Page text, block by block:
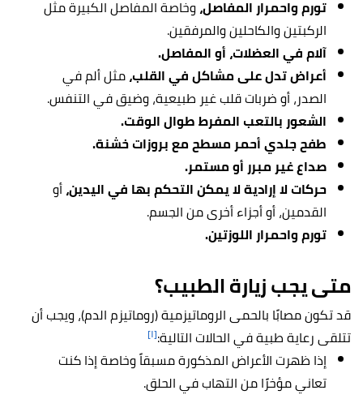
تورم واحمرار المفاصل،وخاصة المفاصل الكبيرة مثل
الركبتين والكاحلين والمرفقين.
آلام في العضلات، أو المفاصل.
أعراض تدل على مشاكل في القلب،مثل ألم في
الصدر، أو ضربات قلب غير طبيعية، وضيق في التنفس.
الشعور بالتعب المفرط طوال الوقت.
طفح جلدي أحمر مسطح مع بروزات خشنة.
صداع غير مبرر أو مستمر.
حركات لا إرادية لا يمكن التحكم بها في اليدين،أو
القدمين، أو أجزاء أخرى من الجسم.
تورم واحمرار اللوزتين.
متى يجب زيارة الطبيب؟
قد تكون مصابًا بالحمى الروماتيزمية (روماتيزم الدم)، ويجب أن
تتلقى رعاية طبية في الحالات التالية:[١]
إذا ظهرت الأعراض المذكورة مسبقاً وخاصة إذا كنت
تعاني مؤخرًا من التهاب في الحلق.